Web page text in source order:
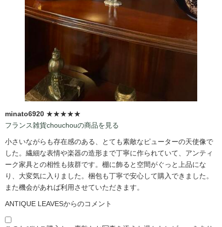
minato6920 ★★★★★
フランス雑貨chouchouの商品を見る
小さいながらも存在感のある、とても素敵なピューターの天使像で
した。繊細な表情や楽器の造形まで丁寧に作られていて、アンティ
ーク家具との相性も抜群です。棚に飾ると空間がぐっと上品にな
り、大変気に入りました。梱包も丁寧で安心して購入できました。
また機会があれば利用させていただきます。
ANTIQUE LEAVESからのコメント